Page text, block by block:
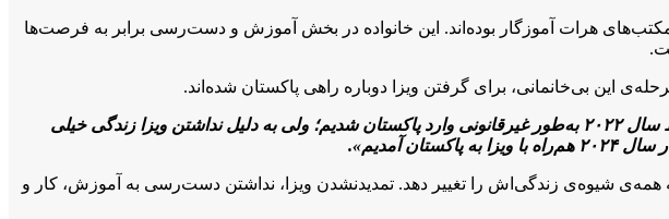
هرات آموزگار بوده‌اند. این خانواده در بخش آموزش و دست‌رسی برابر به فرصت‌ها
این بی‌خانمانی، برای گرفتن ویزا دوباره راهی پاکستان شده‌اند.
«اواسط سال ۲۰۲۲ به‌طور غیرقانونی وارد پاکستان شدیم؛ ولی به دلیل نداشتن ویزا زندگی خیلی
آمدیم».
شیوه‌ی زندگی‌اش را تغییر دهد. تمدید‌نشدن ویزا، نداشتن دست‌رسی به آموزش، کار و